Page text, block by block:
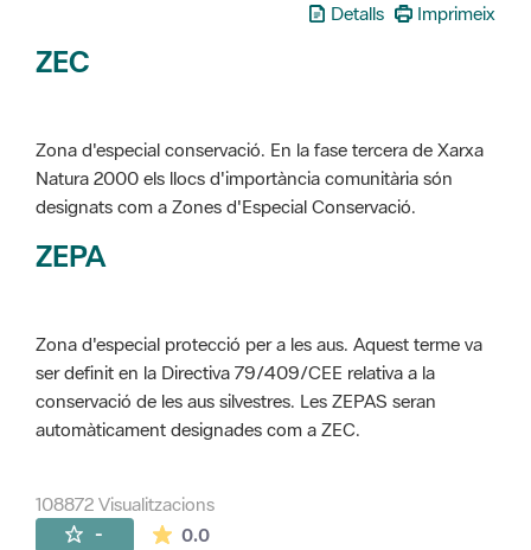
Detalls Imprimeix
ZEC
Zona d'especial conservació. En la fase tercera de Xarxa
Natura 2000 els llocs d'importància comunitària són
designats com a Zones d'Especial Conservació.
ZEPA
Zona d'especial protecció per a les aus. Aquest terme va
ser definit en la Directiva 79/409/CEE relativa a la
conservació de les aus silvestres. Les ZEPAS seran
automàticament designades com a ZEC.
108872 Visualitzacions
- 0.0La mitjana de les valoracions és de 0